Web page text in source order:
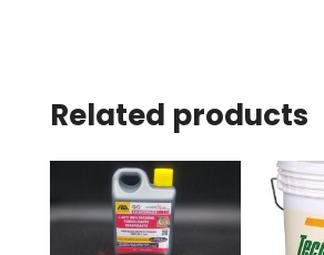
Related products